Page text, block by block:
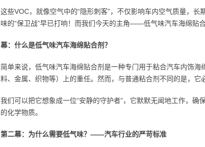
这些VOC，就像空气中的“隐形刺客”，不仅影响车内空气质量，
味的“保卫战”早已打响！而我们今天的主角——低气味汽车海绵贴
幕：什么是低气味汽车海绵贴合剂？
简单来说，低气味汽车海绵贴合剂是一种专门用于粘合汽车内饰
料、金属、织物等）上的重任。然而，与普通粘合剂不同的是，它
我们可以把它想象成一位“安静的守护者”，它默默无闻地工作，
的化学物质。
第二幕：为什么需要低气味？——汽车行业的严苛标准